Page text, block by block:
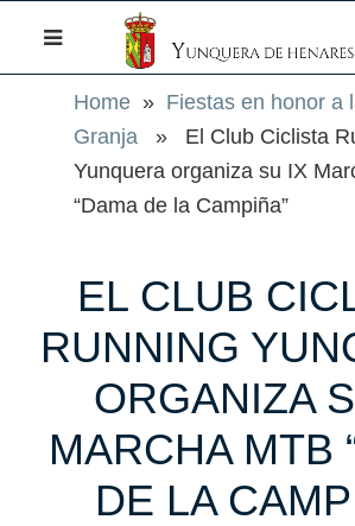
Home » Fiestas en honor a
Granja » El Club Ciclista
Yunquera organiza su IX
“Dama de la Campiña”
EL CLUB
RUNNING
ORGANIZA
MARCHA MTB
DE LA